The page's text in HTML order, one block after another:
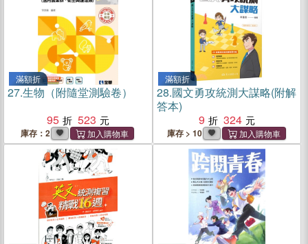
滿額折
27.生物（附隨堂測驗卷）
95
523
庫存：2
滿額折
28.國文勇攻統測大謀略(附解
答本)
9
324
庫存 > 10